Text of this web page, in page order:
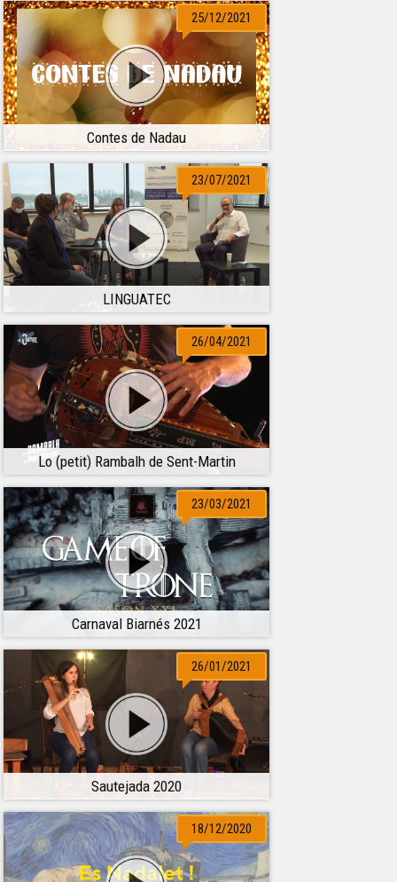
Contes de Nadau
25/12/2021
LINGUATEC
23/07/2021
Lo (petit) Rambalh de Sent-Martin
26/04/2021
Carnaval Biarnés 2021
23/03/2021
Sautejada 2020
26/01/2021
18/12/2020